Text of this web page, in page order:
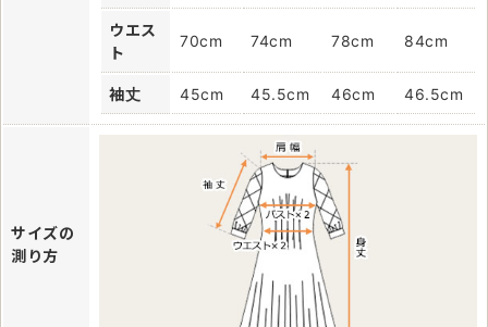
ウエス
ト
70cm 74cm 78cm 84cm
袖丈 45cm 45.5cm 46cm 46.5cm
サイズの
測り方